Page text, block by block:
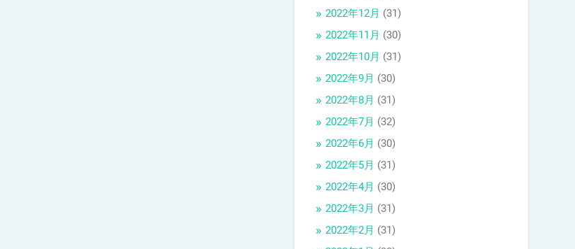
2022年12月 (31)
2022年11月 (30)
2022年10月 (31)
2022年9月 (30)
2022年8月 (31)
2022年7月 (32)
2022年6月 (30)
2022年5月 (31)
2022年4月 (30)
2022年3月 (31)
2022年2月 (31)